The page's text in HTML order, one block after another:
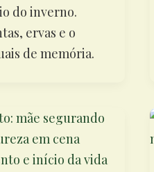
do inverno.
ervas e o
de memória.